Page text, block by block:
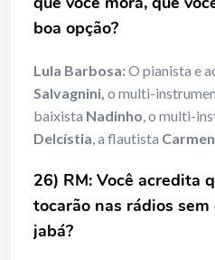
boa opção?
Lula Barbosa:O pianista e
Salvagnini, o multi-
baixista Nadinho, o multi-
Delcístia, a flautista
26) RM: Você acredita
tocarão nas rádios
jabá?